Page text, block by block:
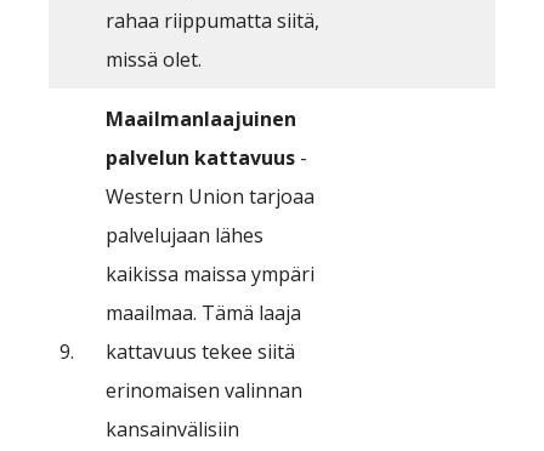
rahaa riippumatta siitä,
missä olet.
9.
Maailmanlaajuinen
palvelun kattavuus -
Western Union tarjoaa
palvelujaan lähes
kaikissa maissa ympäri
maailmaa. Tämä laaja
kattavuus tekee siitä
erinomaisen valinnan
kansainvälisiin